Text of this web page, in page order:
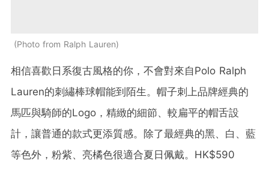
Photo from Ralph Lauren
相信喜歡日系復古風格的你，不會對來自Polo Ralph
Lauren的刺繡棒球帽能到陌生。帽子刺上品牌經典的
馬匹與騎師的Logo，精緻的細節、較扁平的帽舌設
計，讓普通的款式更添質感。除了最經典的黑、白、藍
等色外，粉紫、亮橘色很適合夏日佩戴。HK$590